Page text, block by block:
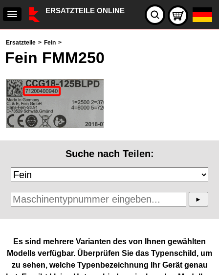
ERSATZTEILE ONLINE
Ersatzteile > Fein >
Fein FMM250
Suche nach Teilen:
Es sind mehrere Varianten des von Ihnen gewählten
Modells verfügbar. Überprüfen Sie das Typenschild, um
zu sehen, welche Typenbezeichnung Ihr Gerät genau